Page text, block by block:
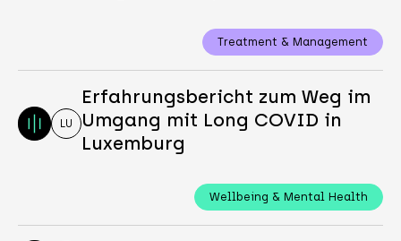
Treatment & Management
LU
Erfahrungsbericht zum Weg im
Umgang mit Long COVID in
Luxemburg
Wellbeing & Mental Health